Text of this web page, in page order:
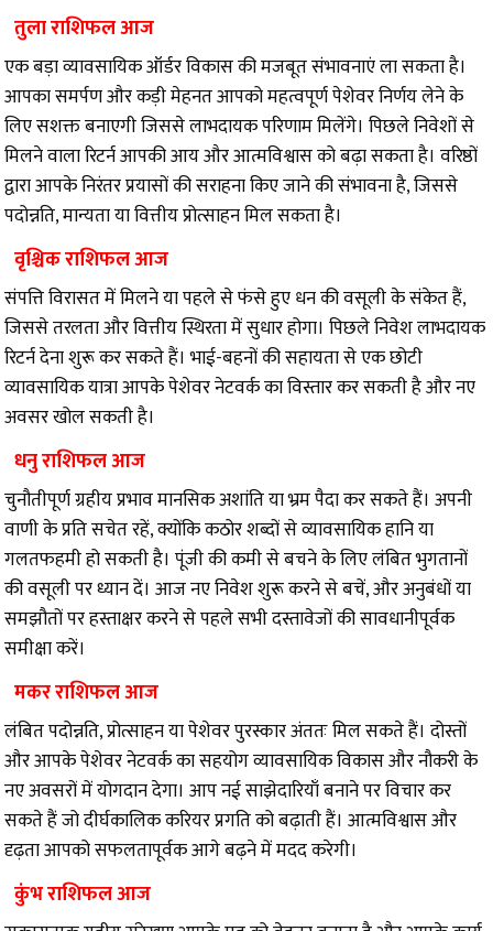
तुला राशिफल आज
एक बड़ा व्यावसायिक ऑर्डर विकास की मजबूत संभावनाएं ला सकता है।
आपका समर्पण और कड़ी मेहनत आपको महत्वपूर्ण पेशेवर निर्णय लेने के
लिए सशक्त बनाएगी जिससे लाभदायक परिणाम मिलेंगे। पिछले निवेशों से
मिलने वाला रिटर्न आपकी आय और आत्मविश्वास को बढ़ा सकता है। वरिष्ठों
द्वारा आपके निरंतर प्रयासों की सराहना किए जाने की संभावना है, जिससे
पदोन्नति, मान्यता या वित्तीय प्रोत्साहन मिल सकता है।
वृश्चिक राशिफल आज
संपत्ति विरासत में मिलने या पहले से फंसे हुए धन की वसूली के संकेत हैं,
जिससे तरलता और वित्तीय स्थिरता में सुधार होगा। पिछले निवेश लाभदायक
रिटर्न देना शुरू कर सकते हैं। भाई-बहनों की सहायता से एक छोटी
व्यावसायिक यात्रा आपके पेशेवर नेटवर्क का विस्तार कर सकती है और नए
अवसर खोल सकती है।
धनु राशिफल आज
चुनौतीपूर्ण ग्रहीय प्रभाव मानसिक अशांति या भ्रम पैदा कर सकते हैं। अपनी
वाणी के प्रति सचेत रहें, क्योंकि कठोर शब्दों से व्यावसायिक हानि या
गलतफहमी हो सकती है। पूंजी की कमी से बचने के लिए लंबित भुगतानों
की वसूली पर ध्यान दें। आज नए निवेश शुरू करने से बचें, और अनुबंधों या
समझौतों पर हस्ताक्षर करने से पहले सभी दस्तावेजों की सावधानीपूर्वक
समीक्षा करें।
मकर राशिफल आज
लंबित पदोन्नति, प्रोत्साहन या पेशेवर पुरस्कार अंततः मिल सकते हैं। दोस्तों
और आपके पेशेवर नेटवर्क का सहयोग व्यावसायिक विकास और नौकरी के
नए अवसरों में योगदान देगा। आप नई साझेदारियाँ बनाने पर विचार कर
सकते हैं जो दीर्घकालिक करियर प्रगति को बढ़ाती हैं। आत्मविश्वास और
दृढ़ता आपको सफलतापूर्वक आगे बढ़ने में मदद करेगी।
कुंभ राशिफल आज